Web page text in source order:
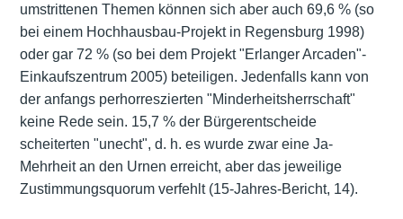
umstrittenen Themen können sich aber auch 69,6 % (so
bei einem Hochhausbau-Projekt in Regensburg 1998)
oder gar 72 % (so bei dem Projekt "Erlanger Arcaden"-
Einkaufszentrum 2005) beteiligen. Jedenfalls kann von
der anfangs perhorreszierten "Minderheitsherrschaft"
keine Rede sein. 15,7 % der Bürgerentscheide
scheiterten "unecht", d. h. es wurde zwar eine Ja-
Mehrheit an den Urnen erreicht, aber das jeweilige
Zustimmungsquorum verfehlt (15-Jahres-Bericht, 14).